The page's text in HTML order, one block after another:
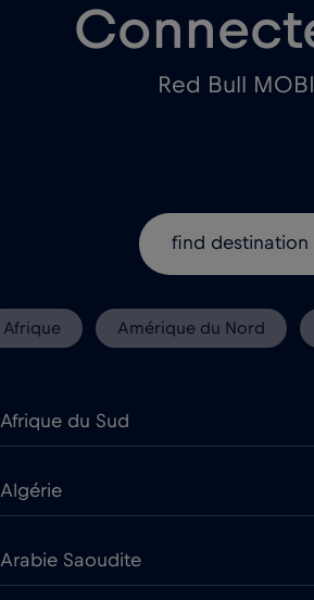
Red Bull
Afrique Amérique du Nord
Afrique du Sud
Algérie
Arabie Saoudite